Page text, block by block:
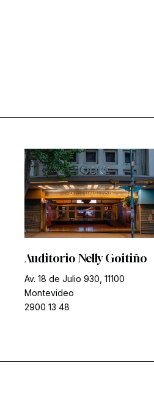
Auditorio Nelly Goitiño
Av. 18 de Julio 930, 11100
Montevideo
2900 13 48